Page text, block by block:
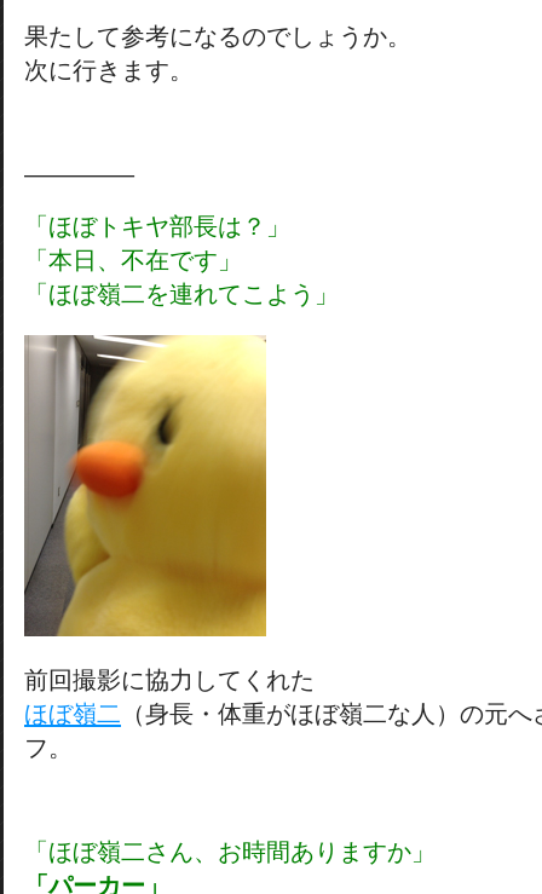
果たして参考になるのでしょうか。
次に行きます。
————–
「ほぼトキヤ部長は？」
「本日、不在です」
「ほぼ嶺二を連れてこよう」
前回撮影に協力してくれた
ほぼ嶺二 （身長・体重がほぼ嶺二な人）の元
フ。
「ほぼ嶺二さん、お時間ありますか」
「パーカー」